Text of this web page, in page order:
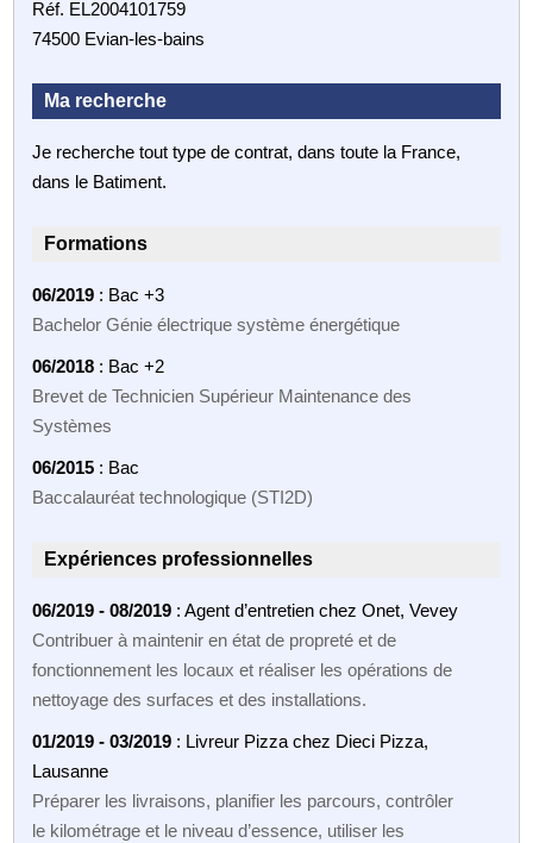
Réf. EL2004101759
74500 Evian-les-bains
Ma recherche
Je recherche tout type de contrat, dans toute la France,
dans le Batiment.
Formations
06/2019 : Bac +3
Bachelor Génie électrique système énergétique
06/2018 : Bac +2
Brevet de Technicien Supérieur Maintenance des
Systèmes
06/2015 : Bac
Baccalauréat technologique (STI2D)
Expériences professionnelles
06/2019 - 08/2019 : Agent d’entretien chez Onet, Vevey
Contribuer à maintenir en état de propreté et de
fonctionnement les locaux et réaliser les opérations de
nettoyage des surfaces et des installations.
01/2019 - 03/2019 : Livreur Pizza chez Dieci Pizza,
Lausanne
Préparer les livraisons, planifier les parcours, contrôler
le kilométrage et le niveau d’essence, utiliser les